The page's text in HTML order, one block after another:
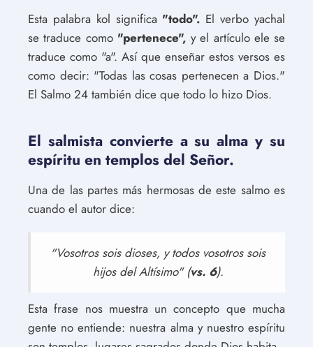
Esta palabra kol significa "todo". El verbo yachal
se traduce como "pertenece", y el artículo ele se
traduce como "a". Así que enseñar estos versos es
como decir: "Todas las cosas pertenecen a Dios."
El Salmo 24 también dice que todo lo hizo Dios.
El salmista convierte a su alma y su
espíritu en templos del Señor.
Una de las partes más hermosas de este salmo es
cuando el autor dice:
"Vosotros sois dioses, y todos vosotros sois
hijos del Altísimo" (vs. 6).
Esta frase nos muestra un concepto que mucha
gente no entiende: nuestra alma y nuestro espíritu